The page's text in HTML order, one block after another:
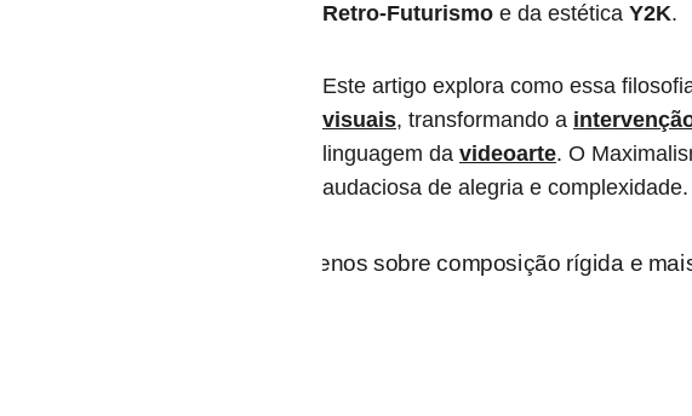
Retro-Futurismo e da estética Y2K.
Este artigo explora como essa
visuais, transformando a
linguagem da videoarte. O
audaciosa de alegria e complexidade.